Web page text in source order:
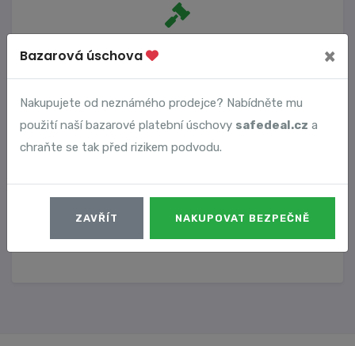
Vyhledané podvody
Číslo podvodu Datum
9769 24. 02. 2024
Bazarová úschova ×
Nakupujete od neznámého prodejce? Nabídněte mu
použití naší bazarové platební úschovy safedeal.cz a
chraňte se tak před rizikem podvodu.
ZAVŘÍT NAKUPOVAT BEZPEČNĚ